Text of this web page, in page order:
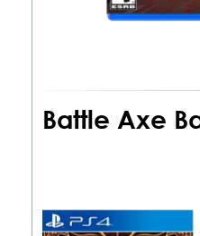
Battle Axe